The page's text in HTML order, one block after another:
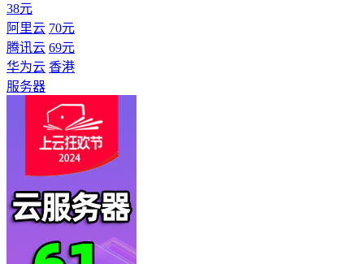
38元
阿里云 70元
腾讯云 69元
华为云 香港
服务器